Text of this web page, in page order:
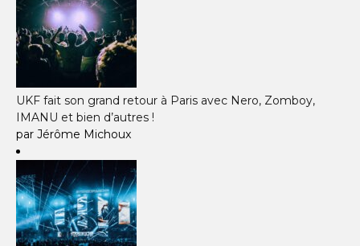
UKF fait son grand retour à Paris avec Nero, Zomboy,
IMANU et bien d’autres !
par Jérôme Michoux